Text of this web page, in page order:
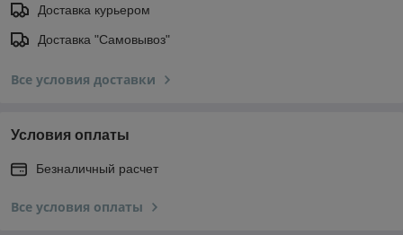
Доставка курьером
Доставка "Самовывоз"
Все условия доставки
Условия оплаты
Безналичный расчет
Все условия оплаты